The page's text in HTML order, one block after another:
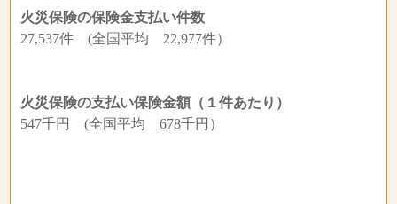
火災保険の保険金支払い件数
27,537件 (全国平均 22,977件）
火災保険の支払い保険金額（１件あたり）
547千円 (全国平均 678千円）